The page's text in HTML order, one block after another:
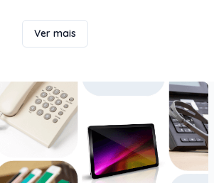
Ver mais